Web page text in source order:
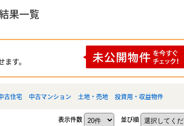
果一覧
す。
古住宅 中古マンション 土地・売地 投資用・収益物件
表示件数 並び順